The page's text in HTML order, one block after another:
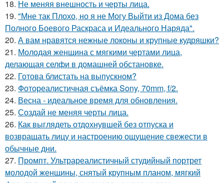
18. Не меняя внешность и черты лица.
19. "Мне так Плохо, но я не Могу Выйти из Дома без
Полного Боевого Раскраса и Идеального Наряда".
20. А вам нравятся нежные локоны и крупные кудряшки?
21. Молодая женщина с мягкими чертами лица,
делающая селфи в домашней обстановке.
22. Готова блистать на выпускном?
23. Фотореалистичная съёмка Sony, 70mm, f/2.
24. Весна - идеальное время для обновления.
25. Создай не меняя черты лица.
26. Как выглядеть отдохнувшей без отпуска и
возвращать лицу и настроению ощущение свежести в
обычные дни.
27. Промпт. Ультрареалистичный студийный портрет
молодой женщины, снятый крупным планом, мягкий